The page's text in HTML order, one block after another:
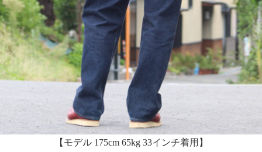
【モデル 175cm 65kg 33インチ着用】